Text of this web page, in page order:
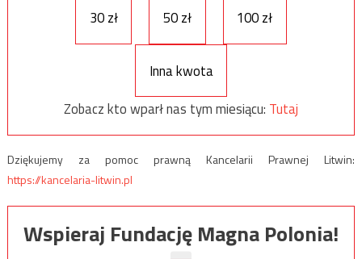
30 zł
50 zł 100 zł
Inna kwota
Zobacz kto wparł nas tym miesiącu: Tutaj
Dziękujemy za pomoc prawną Kancelarii Prawnej Litwin:
https://kancelaria-litwin.pl
Wspieraj Fundację Magna Polonia!